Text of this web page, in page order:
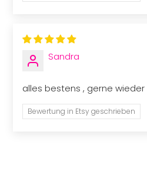
Sandra
alles bestens , gerne wieder
Bewertung in Etsy geschrieben